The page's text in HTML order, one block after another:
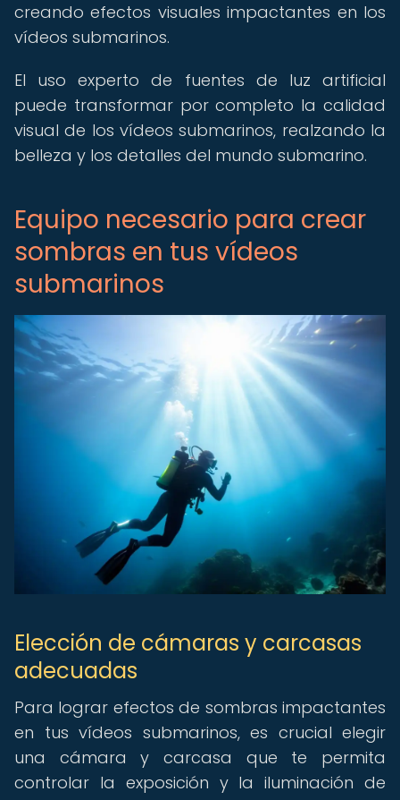
creando efectos visuales impactantes en los
vídeos submarinos.
El uso experto de fuentes de luz artificial
puede transformar por completo la calidad
visual de los vídeos submarinos, realzando la
belleza y los detalles del mundo submarino.
Equipo necesario para crear
sombras en tus vídeos
submarinos
Elección de cámaras y carcasas
adecuadas
Para lograr efectos de sombras impactantes
en tus vídeos submarinos, es crucial elegir
una cámara y carcasa que te permita
controlar la exposición y la iluminación de